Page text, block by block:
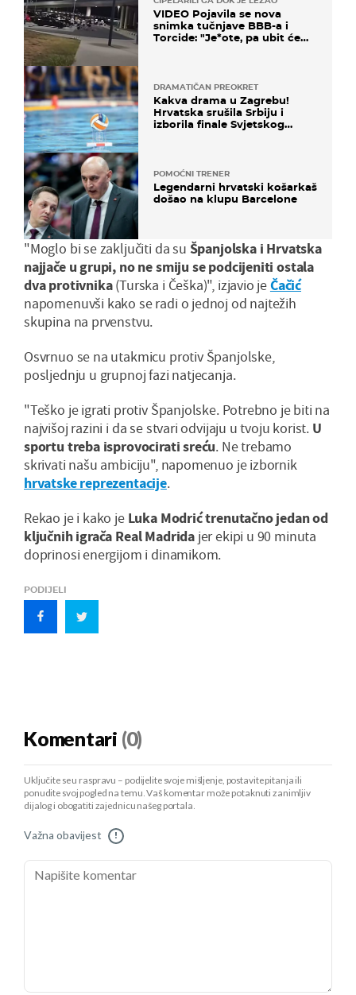
VIDEO Pojavila se nova
snimka tučnjave BBB-a i
Torcide: "Je*ote, pa ubit će
DRAMATIČAN PREOKRET
Kakva drama u Zagrebu!
Hrvatska srušila Srbiju i
izborila finale Svjetskog
POMOĆNI TRENER
Legendarni hrvatski košarkaš
došao na klupu Barcelone
"Moglo bi se zaključiti da su Španjolska i Hrvatska
najjače u grupi, no ne smiju se podcijeniti ostala
dva protivnika(Turska i Češka)", izjavio jeČačić
napomenuvši kako se radi o jednoj od najtežih
skupina na prvenstvu.
Osvrnuo se na utakmicu protiv Španjolske,
posljednju u grupnoj fazi natjecanja.
"Teško je igrati protiv Španjolske. Potrebno je biti na
najvišoj razini i da se stvari odvijaju u tvoju korist. U
sportu treba isprovocirati sreću. Ne trebamo
skrivati našu ambiciju", napomenuo je izbornik
hrvatske reprezentacije.
Rekao je i kako je Luka Modrić trenutačno jedan od
ključnih igrača Real Madridajer ekipi u 90 minuta
doprinosi energijom i dinamikom.
PODIJELI
Komentari (0)
Uključite se u raspravu – podijelite svoje mišljenje, postavite pitanja ili
ponudite svoj pogled na temu. Vaš komentar može potaknuti zanimljiv
dijalog i obogatiti zajednicu našeg portala.
Važna obavijest !